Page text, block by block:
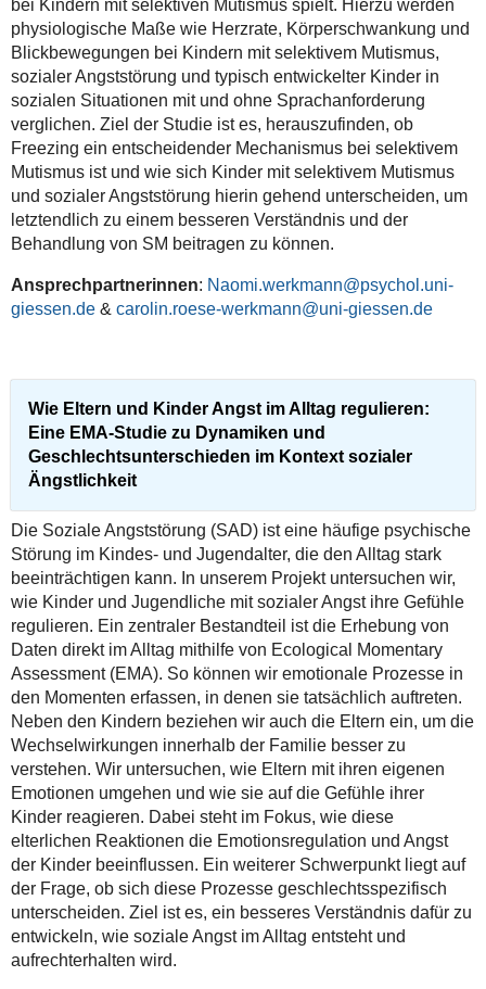
bei Kindern mit selektiven Mutismus spielt. Hierzu werden
physiologische Maße wie Herzrate, Körperschwankung und
Blickbewegungen bei Kindern mit selektivem Mutismus,
sozialer Angststörung und typisch entwickelter Kinder in
sozialen Situationen mit und ohne Sprachanforderung
verglichen. Ziel der Studie ist es, herauszufinden, ob
Freezing ein entscheidender Mechanismus bei selektivem
Mutismus ist und wie sich Kinder mit selektivem Mutismus
und sozialer Angststörung hierin gehend unterscheiden, um
letztendlich zu einem besseren Verständnis und der
Behandlung von SM beitragen zu können.
Ansprechpartnerinnen: Naomi.werkmann@psychol.uni-
giessen.de& carolin.roese-werkmann@uni-giessen.de
Wie Eltern und Kinder Angst im Alltag regulieren:
Eine EMA-Studie zu Dynamiken und
Geschlechtsunterschieden im Kontext sozialer
Ängstlichkeit
Die Soziale Angststörung (SAD) ist eine häufige psychische
Störung im Kindes- und Jugendalter, die den Alltag stark
beeinträchtigen kann. In unserem Projekt untersuchen wir,
wie Kinder und Jugendliche mit sozialer Angst ihre Gefühle
regulieren. Ein zentraler Bestandteil ist die Erhebung von
Daten direkt im Alltag mithilfe von Ecological Momentary
Assessment (EMA). So können wir emotionale Prozesse in
den Momenten erfassen, in denen sie tatsächlich auftreten.
Neben den Kindern beziehen wir auch die Eltern ein, um die
Wechselwirkungen innerhalb der Familie besser zu
verstehen. Wir untersuchen, wie Eltern mit ihren eigenen
Emotionen umgehen und wie sie auf die Gefühle ihrer
Kinder reagieren. Dabei steht im Fokus, wie diese
elterlichen Reaktionen die Emotionsregulation und Angst
der Kinder beeinflussen. Ein weiterer Schwerpunkt liegt auf
der Frage, ob sich diese Prozesse geschlechtsspezifisch
unterscheiden. Ziel ist es, ein besseres Verständnis dafür zu
entwickeln, wie soziale Angst im Alltag entsteht und
aufrechterhalten wird.